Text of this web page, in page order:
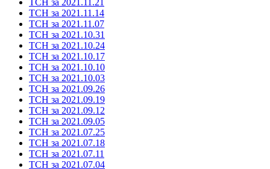
ТСН за 2021.11.14
ТСН за 2021.11.07
ТСН за 2021.10.31
ТСН за 2021.10.24
ТСН за 2021.10.17
ТСН за 2021.10.10
ТСН за 2021.10.03
ТСН за 2021.09.26
ТСН за 2021.09.19
ТСН за 2021.09.12
ТСН за 2021.09.05
ТСН за 2021.07.25
ТСН за 2021.07.18
ТСН за 2021.07.11
ТСН за 2021.07.04